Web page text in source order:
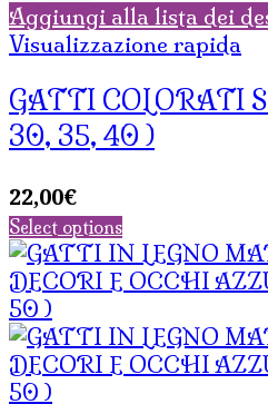
Aggiungi alla lista dei
Visualizzazione rapida
GATTI COLORATI
30, 35, 40 )
22,00€
Select options